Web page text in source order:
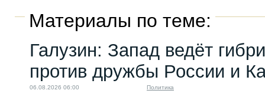
Материалы по теме:
Галузин: Запад ведёт
против дружбы России и
06.08.2026 06:00 Политика